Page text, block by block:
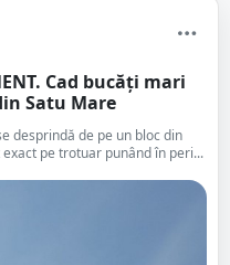
Cad bucăți mari
Satu Mare
desprindă de pe un bloc din
pe trotuar punând în peri...